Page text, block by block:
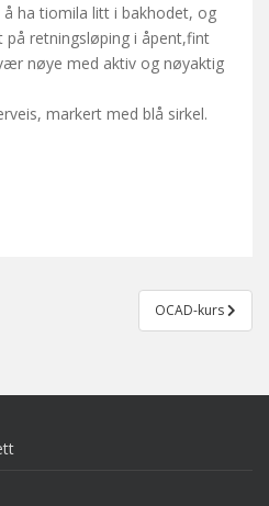
ha tiomila litt i bakhodet, og
retningsløping i åpent,fint
nøye med aktiv og nøyaktig
markert med blå sirkel.
OCAD-kurs